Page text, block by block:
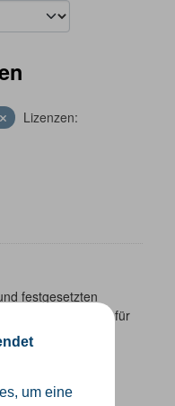
um eine
Lizenzen:
festgesetzten
Zuständig für
sind in